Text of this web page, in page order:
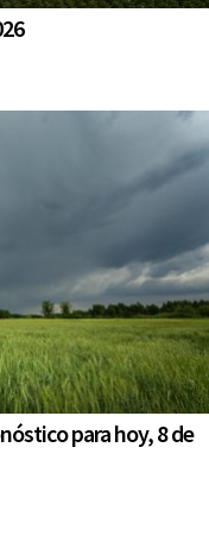
para hoy, 8 de